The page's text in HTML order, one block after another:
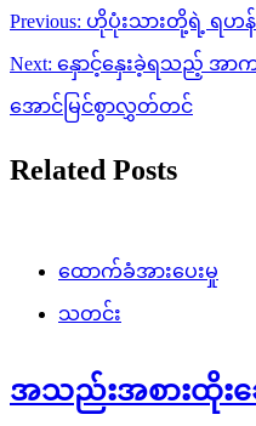
Post
navigation
Previous: ဟိုပုံးသားတို့ရဲ့ ရဟန်
Next: နှောင့်နှေးခဲ့ရသည့် အာက
အောင်မြင်စွာလွှတ်တင်
Related Posts
ထောက်ခံအားပေးမှု
သတင်း
အသည်းအစားထိုး